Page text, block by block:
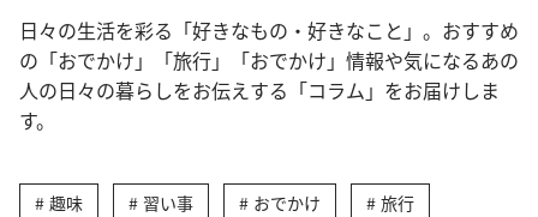
日々の生活を彩る「好きなもの・好きなこと」。おすすめ
の「おでかけ」「旅行」「おでかけ」情報や気になるあの
人の日々の暮らしをお伝えする「コラム」をお届けしま
す。
趣味 習い事 おでかけ 旅行